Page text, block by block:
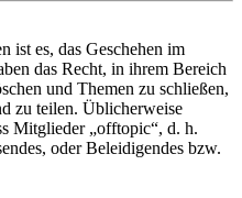
ist es, das Geschehen im
das Recht, in ihrem Bereich
und Themen zu schließen,
zu teilen. Üblicherweise
Mitglieder „offtopic“, d. h.
oder Beleidigendes bzw.